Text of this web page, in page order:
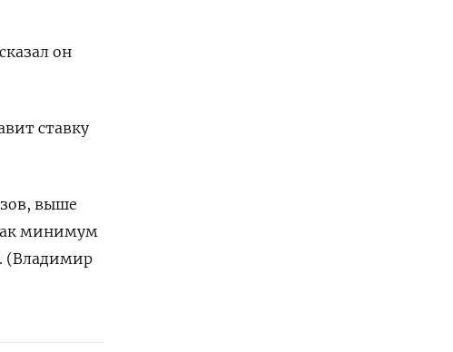
он
ставку
выше
минимум
(Владимир